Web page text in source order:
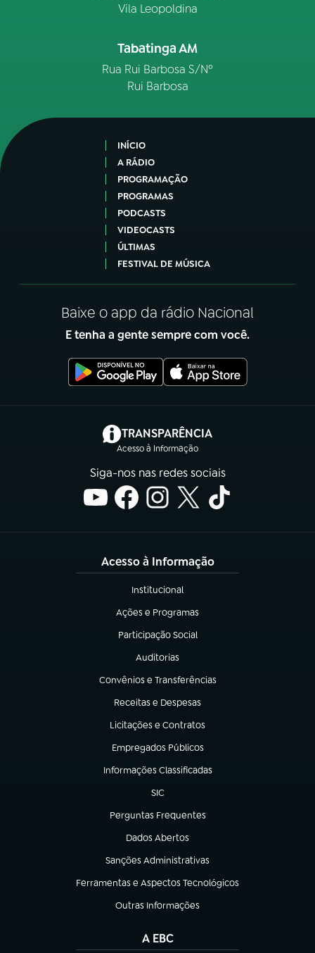
Vila Leopoldina
Tabatinga AM
Rua Rui Barbosa S/Nº
Rui Barbosa
INÍCIO
A RÁDIO
PROGRAMAÇÃO
PROGRAMAS
PODCASTS
VIDEOCASTS
ÚLTIMAS
FESTIVAL DE MÚSICA
Baixe o app da rádio Nacional
E tenha a gente sempre com você.
TRANSPARÊNCIA
Acesso à Informação
(abre em nova aba)
Siga-nos nas redes sociais
Acesso à Informação
Institucional
(abre em nova aba)
Ações e Programas
(abre em nova aba)
Participação Social
(abre em nova aba)
Auditorias
(abre em nova aba)
Convênios e Transferências
(abre em nova aba)
Receitas e Despesas
(abre em nova aba)
Licitações e Contratos
(abre em nova aba)
Empregados Públicos
(abre em nova aba)
Informações Classificadas
(abre em nova aba)
SIC
(abre em nova aba)
Perguntas Frequentes
(abre em nova aba)
Dados Abertos
(abre em nova aba)
Sanções Administrativas
(abre em nova aba)
Ferramentas e Aspectos Tecnológicos
(abre em nova aba)
Outras Informações
(abre em nova aba)
A EBC